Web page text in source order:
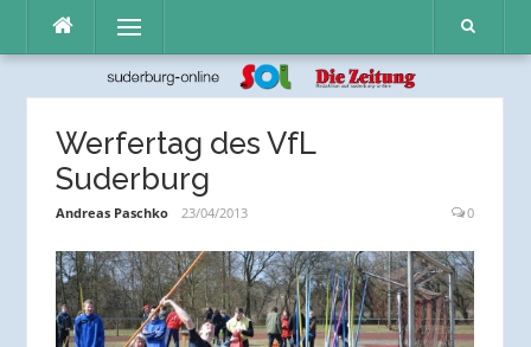
Inhalt
Menü
Werfertag des VfL
Suderburg
Andreas Paschko 23/04/2013 0